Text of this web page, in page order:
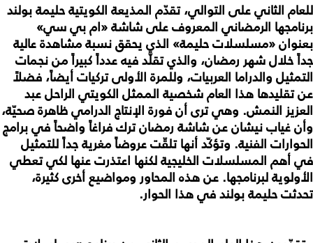
للعام الثاني على التوالي، تقدّم المذيعة الكويتية حليمة بولند
برنامجها الرمضاني المعروف على شاشة «ام بي سي»
بعنوان «مسلسلات حليمة» الذي يحقق نسبة مشاهدة عالية
جداً خلال شهر رمضان، والذي تقلّد فيه عدداً كبيراً من نجمات
التمثيل والدراما العربيات، وللمرة الأولى تركيات أيضاً، فضلاً
عن تقليدها هذا العام شخصية الممثل الكويتي الراحل عبد
العزيز النمش. وهي ترى أن فورة الإنتاج الدرامي ظاهرة صحيّة،
وأن غياب نيشان عن شاشة رمضان ترك فراغاً واضحاً في برامج
الحوارات الفنية. وتؤكّد أنها تلقّت عروضاً مغرية جداً للتمثيل
في أهم المسلسلات الخليجية لكنها اعتذرت عنها لكي تعطي
الأولوية لبرنامجها. عن هذه المحاور ومواضيع أخرى كثيرة،
تحدثت حليمة بولند في هذا الحوار.